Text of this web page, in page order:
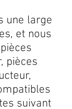
une large
et nous
pièces
suivant